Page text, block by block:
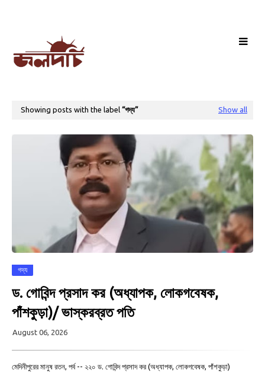
Showing posts with the label গদ্য Show all
গদ্য
ড. গোবিন্দ প্রসাদ কর (অধ্যাপক, লোকগবেষক,
পাঁশকুড়া)/ ভাস্করব্রত পতি
August 06, 2026
মেদিনীপুরের মানুষ রতন, পর্ব -- ২২০ ড. গোবিন্দ প্রসাদ কর (অধ্যাপক, লোকগবেষক, পাঁশকুড়া)